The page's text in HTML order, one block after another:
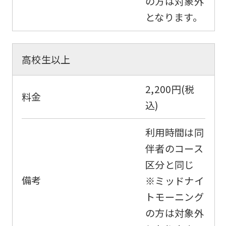
となります。
高校生以上
料金
2,200円(税
込)
備考
利用時間は同
伴者のコース
区分と同じ
※ミッドナイ
トモーニング
の方は対象外